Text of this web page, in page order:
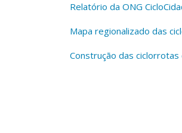
Relatório da ONG
Mapa regionalizado das
Construção das ciclorrotas